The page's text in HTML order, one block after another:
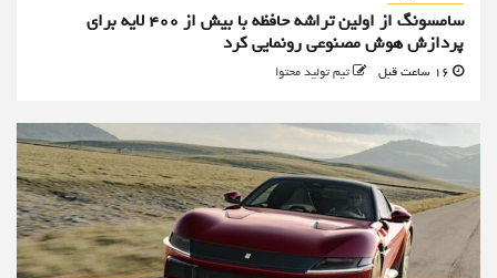
سامسونگ از اولین تراشه حافظه با بیش از ۴۰۰ لایه برای
پردازش هوش مصنوعی رونمایی کرد
تیم تولید محتوا